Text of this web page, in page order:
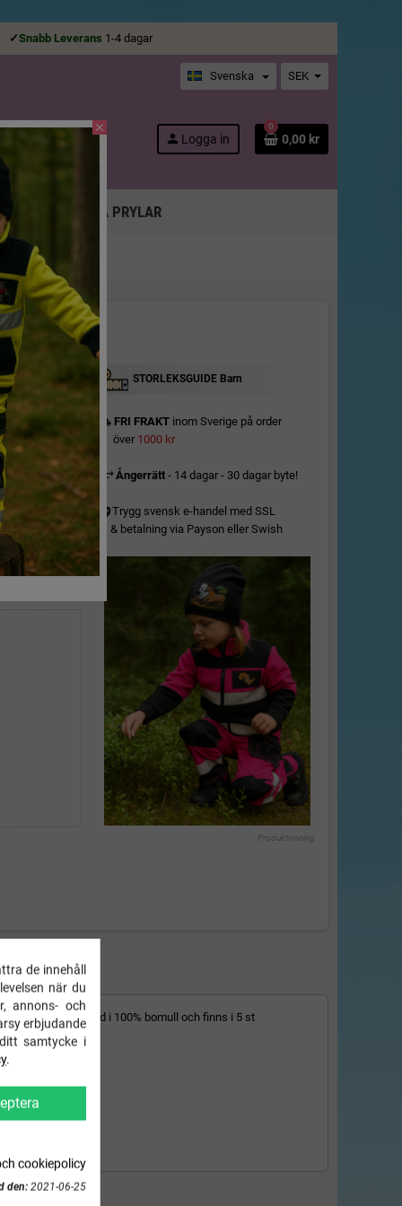
✓Snabb Leverans 1-4 dagar
Svenska SEK
person Logga in
0
0,00 kr
M.M!
ROLIGA PRYLAR
STORLEKSGUIDE Barn
local_shipping FRI FRAKT inom Sverige på order
över 1000 kr
Ångerrätt- 14 dagar - 30 dagar byte!
Trygg svensk e-handel med SSL
& betalning via Payson eller Swish
Produktvisning
shirten är tillverkad i 100% bomull och finns i 5 st
close
de innehåll
när du
annons- och
erbjudande
samtycke i
.
cookiepolicy
den: 2021-06-25